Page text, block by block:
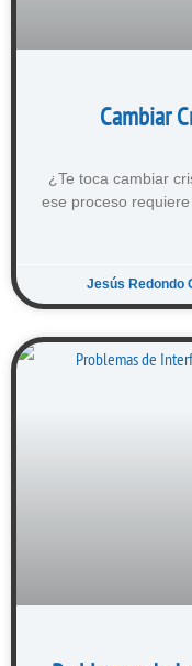
Cambiar
¿Te toca cambiar
ese proceso
Jesús Redondo